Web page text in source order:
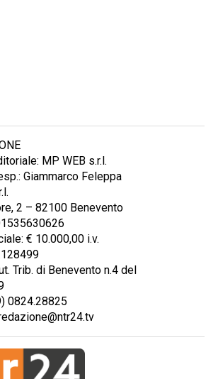
MP WEB s.r.l.
Giammarco Feleppa
2 – 82100 Benevento
€ 10.000,00 i.v.
Trib. di Benevento n.4 del
0824.28825